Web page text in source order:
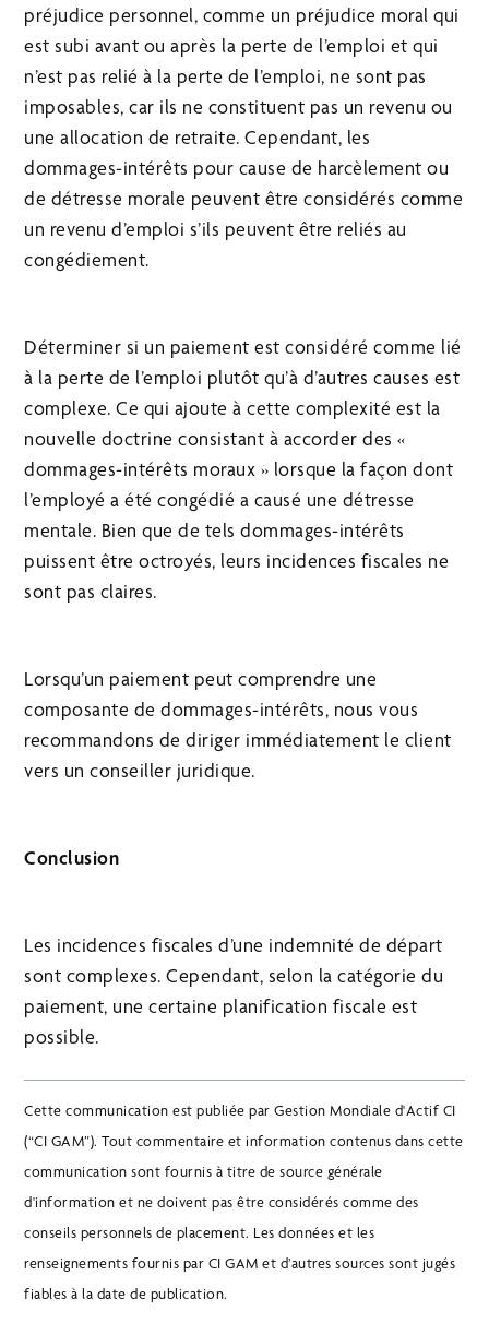
préjudice personnel, comme un préjudice moral qui
est subi avant ou après la perte de l’emploi et qui
n’est pas relié à la perte de l’emploi, ne sont pas
imposables, car ils ne constituent pas un revenu ou
une allocation de retraite. Cependant, les
dommages-intérêts pour cause de harcèlement ou
de détresse morale peuvent être considérés comme
un revenu d’emploi s’ils peuvent être reliés au
congédiement.
Déterminer si un paiement est considéré comme lié
à la perte de l’emploi plutôt qu’à d’autres causes est
complexe. Ce qui ajoute à cette complexité est la
nouvelle doctrine consistant à accorder des «
dommages-intérêts moraux » lorsque la façon dont
l’employé a été congédié a causé une détresse
mentale. Bien que de tels dommages-intérêts
puissent être octroyés, leurs incidences fiscales ne
sont pas claires.
Lorsqu’un paiement peut comprendre une
composante de dommages-intérêts, nous vous
recommandons de diriger immédiatement le client
vers un conseiller juridique.
Conclusion
Les incidences fiscales d’une indemnité de départ
sont complexes. Cependant, selon la catégorie du
paiement, une certaine planification fiscale est
possible.
Cette communication est publiée par Gestion Mondiale d'Actif CI
(“CI GAM”). Tout commentaire et information contenus dans cette
communication sont fournis à titre de source générale
d'information et ne doivent pas être considérés comme des
conseils personnels de placement. Les données et les
renseignements fournis par CI GAM et d’autres sources sont jugés
fiables à la date de publication.